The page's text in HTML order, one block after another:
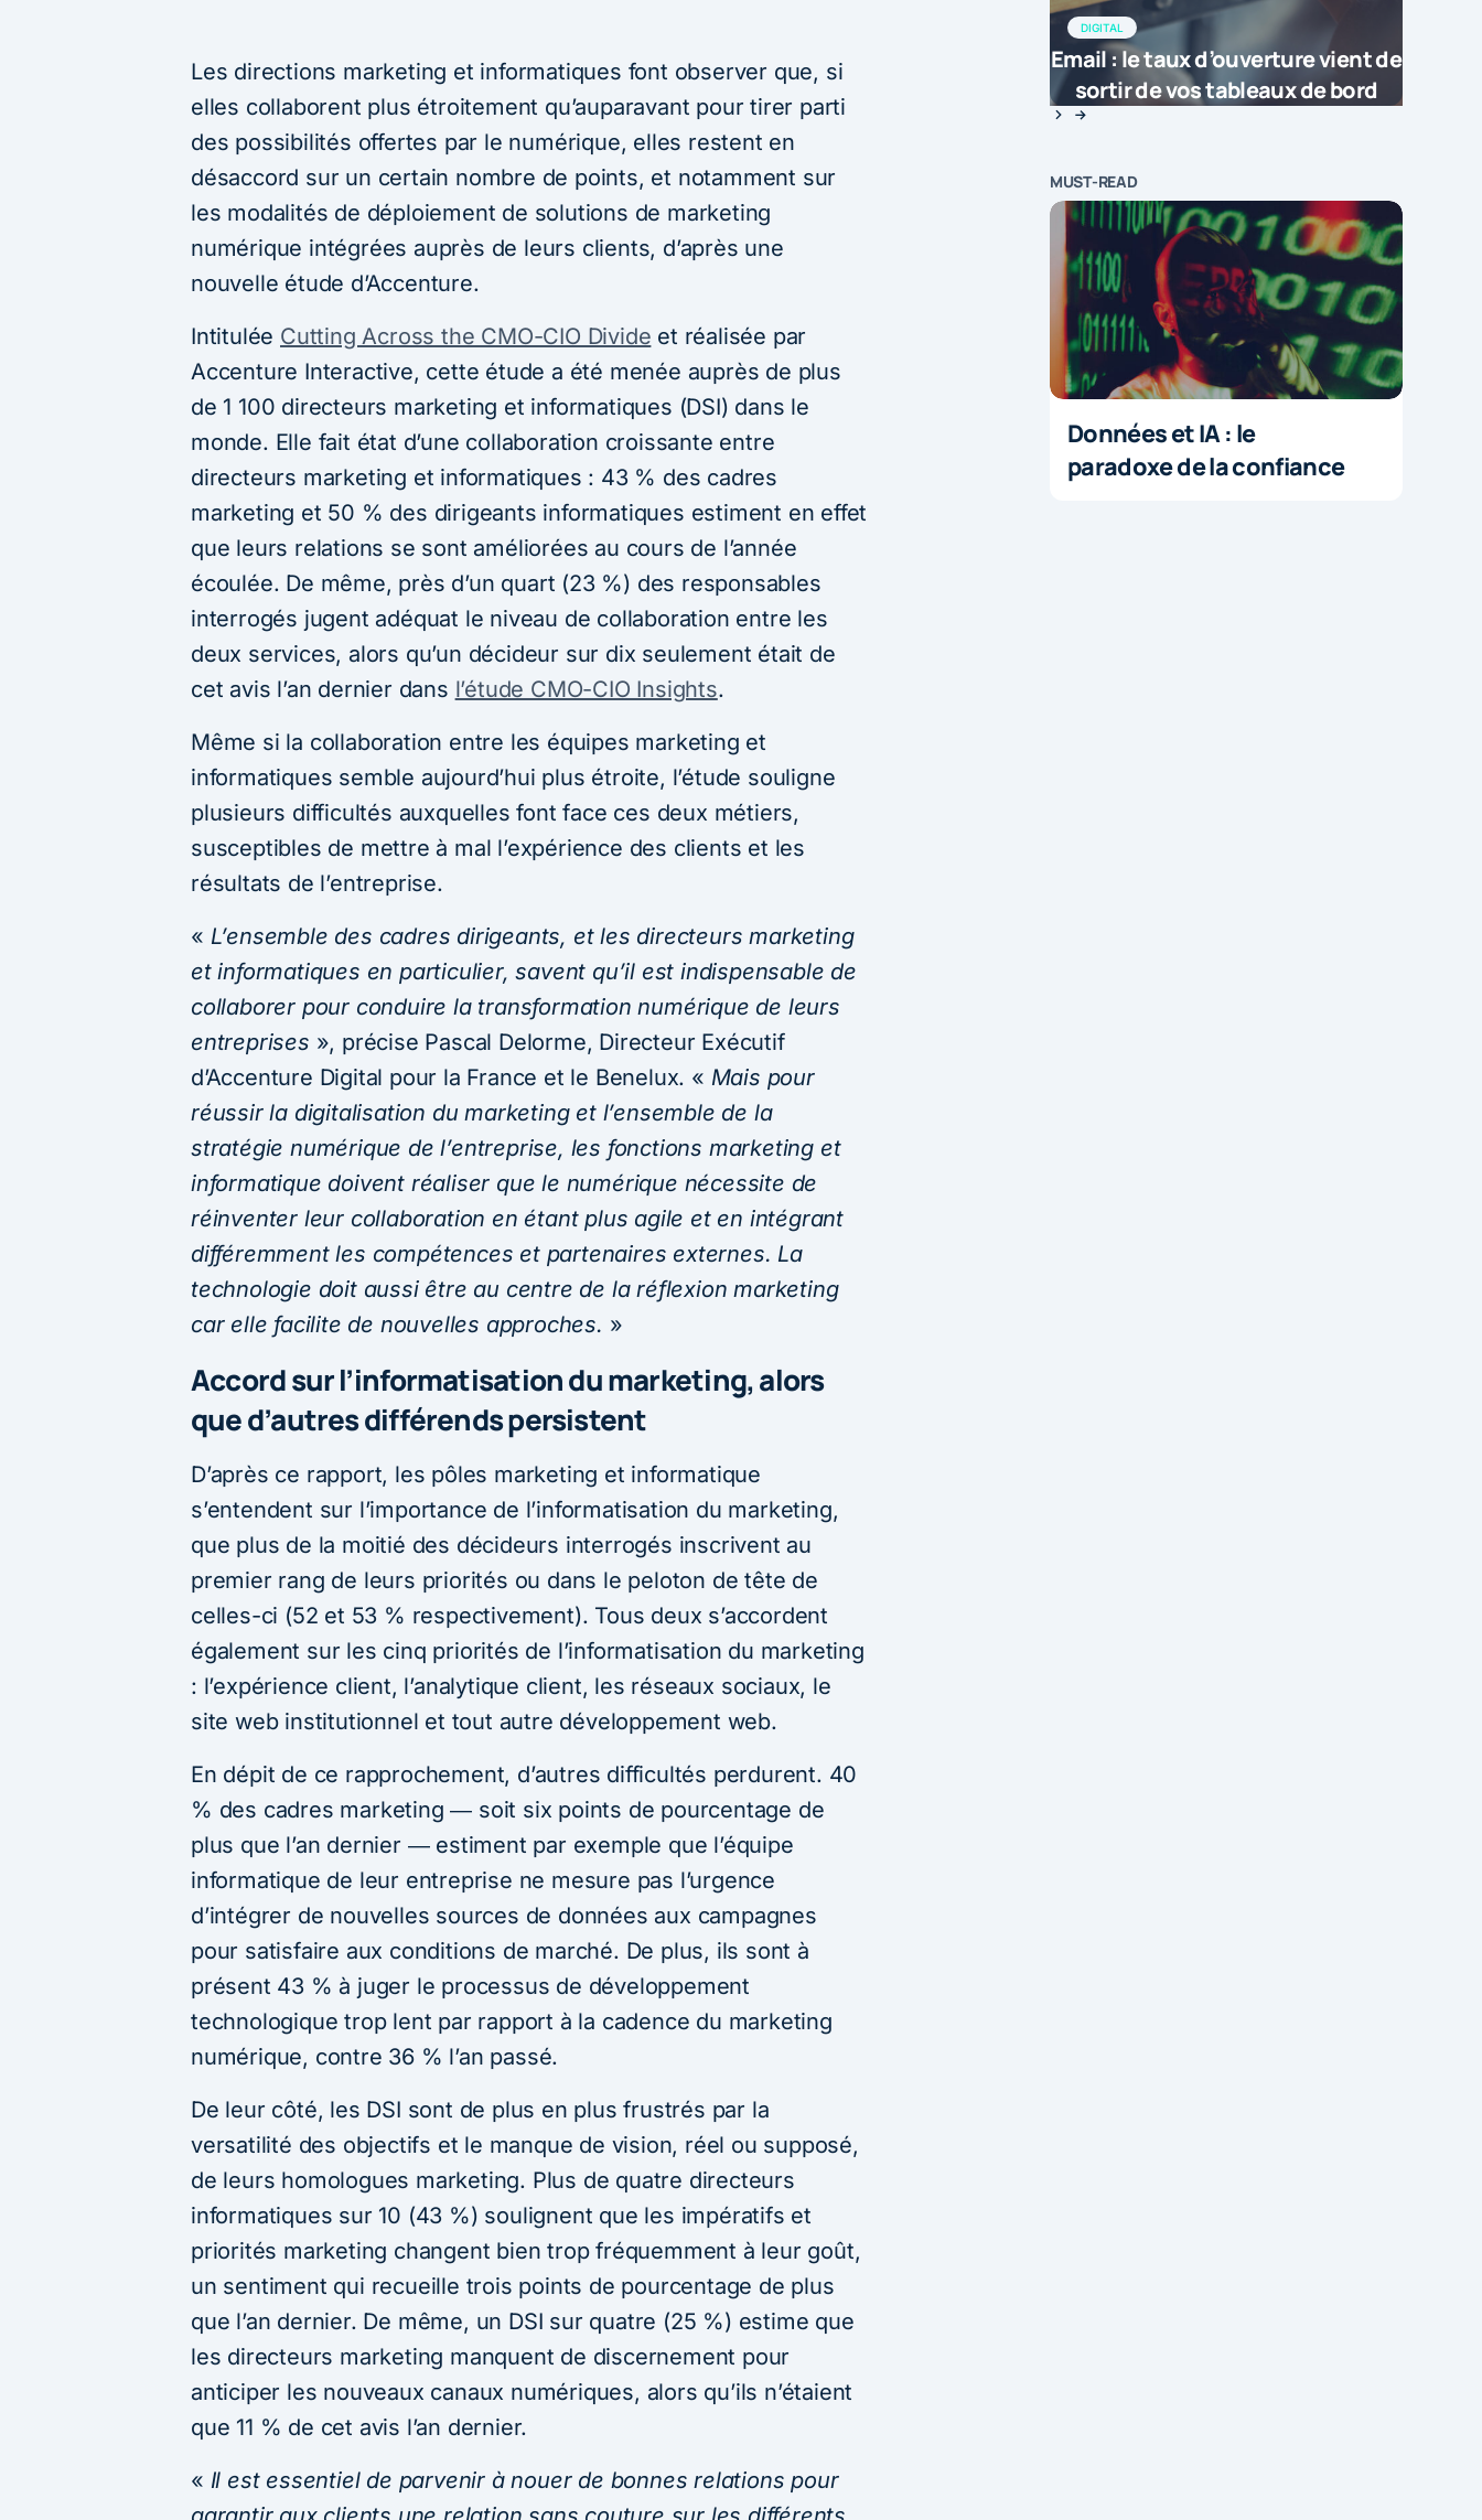
Les directions marketing et informatiques font observer que, si
elles collaborent plus étroitement qu’auparavant pour tirer parti
des possibilités offertes par le numérique, elles restent en
désaccord sur un certain nombre de points, et notamment sur
les modalités de déploiement de solutions de marketing
numérique intégrées auprès de leurs clients, d’après une
nouvelle étude d’Accenture.
Intitulée Cutting Across the CMO-CIO Divide et réalisée par
Accenture Interactive, cette étude a été menée auprès de plus
de 1 100 directeurs marketing et informatiques (DSI) dans le
monde. Elle fait état d’une collaboration croissante entre
directeurs marketing et informatiques : 43 % des cadres
marketing et 50 % des dirigeants informatiques estiment en effet
que leurs relations se sont améliorées au cours de l’année
écoulée. De même, près d’un quart (23 %) des responsables
interrogés jugent adéquat le niveau de collaboration entre les
deux services, alors qu’un décideur sur dix seulement était de
cet avis l’an dernier dans l’étude CMO-CIO Insights.
Même si la collaboration entre les équipes marketing et
informatiques semble aujourd’hui plus étroite, l’étude souligne
plusieurs difficultés auxquelles font face ces deux métiers,
susceptibles de mettre à mal l’expérience des clients et les
résultats de l’entreprise.
« L’ensemble des cadres dirigeants, et les directeurs marketing
et informatiques en particulier, savent qu’il est indispensable de
collaborer pour conduire la transformation numérique de leurs
entreprises », précise Pascal Delorme, Directeur Exécutif
d’Accenture Digital pour la France et le Benelux. « Mais pour
réussir la digitalisation du marketing et l’ensemble de la
stratégie numérique de l’entreprise, les fonctions marketing et
informatique doivent réaliser que le numérique nécessite de
réinventer leur collaboration en étant plus agile et en intégrant
différemment les compétences et partenaires externes. La
technologie doit aussi être au centre de la réflexion marketing
car elle facilite de nouvelles approches. »
Accord sur l’informatisation du marketing, alors
que d’autres différends persistent
D’après ce rapport, les pôles marketing et informatique
s’entendent sur l’importance de l’informatisation du marketing,
que plus de la moitié des décideurs interrogés inscrivent au
premier rang de leurs priorités ou dans le peloton de tête de
celles-ci (52 et 53 % respectivement). Tous deux s’accordent
également sur les cinq priorités de l’informatisation du marketing
: l’expérience client, l’analytique client, les réseaux sociaux, le
site web institutionnel et tout autre développement web.
En dépit de ce rapprochement, d’autres difficultés perdurent. 40
% des cadres marketing ― soit six points de pourcentage de
plus que l’an dernier ― estiment par exemple que l’équipe
informatique de leur entreprise ne mesure pas l’urgence
d’intégrer de nouvelles sources de données aux campagnes
pour satisfaire aux conditions de marché. De plus, ils sont à
présent 43 % à juger le processus de développement
technologique trop lent par rapport à la cadence du marketing
numérique, contre 36 % l’an passé.
De leur côté, les DSI sont de plus en plus frustrés par la
versatilité des objectifs et le manque de vision, réel ou supposé,
de leurs homologues marketing. Plus de quatre directeurs
informatiques sur 10 (43 %) soulignent que les impératifs et
priorités marketing changent bien trop fréquemment à leur goût,
un sentiment qui recueille trois points de pourcentage de plus
que l’an dernier. De même, un DSI sur quatre (25 %) estime que
les directeurs marketing manquent de discernement pour
anticiper les nouveaux canaux numériques, alors qu’ils n’étaient
que 11 % de cet avis l’an dernier.
« Il est essentiel de parvenir à nouer de bonnes relations pour
DIGITAL
Email : le taux d’ouverture vient de
sortir de vos tableaux de bord
MUST-READ
Données et IA : le
paradoxe de la confiance